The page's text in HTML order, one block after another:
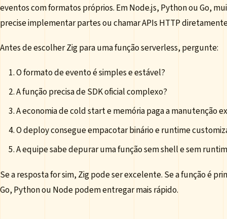
eventos com formatos próprios. Em Node.js, Python ou Go,
precise implementar partes ou chamar APIs HTTP
Antes de escolher Zig para uma função serverless, pergunte:
O formato de evento é simples e estável?
A função precisa de SDK oficial complexo?
A economia de cold start e memória paga a manutenção
O deploy consegue empacotar binário e runtime
A equipe sabe depurar uma função sem shell e sem
Se a resposta for sim, Zig pode ser excelente. Se a função é
Go, Python ou Node podem entregar mais rápido.